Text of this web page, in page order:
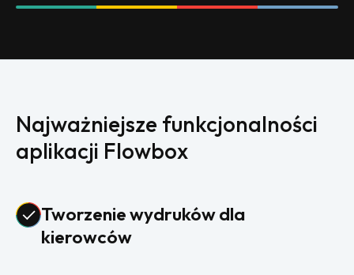
Najważniejsze funkcjonalności
aplikacji Flowbox
Tworzenie wydruków dla
kierowców